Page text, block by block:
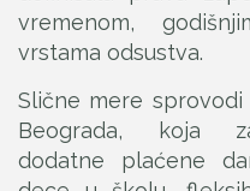
vremenom,
vrstama odsustva.
Slične mere sprovodi
Beograda, koja
dodatne plaćene